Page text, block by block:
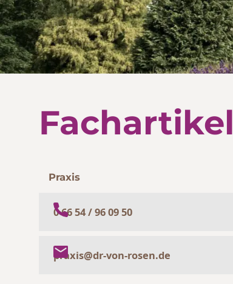
Fachartikel
Praxis
0 66 54 / 96 09 50
praxis@dr-von-rosen.de